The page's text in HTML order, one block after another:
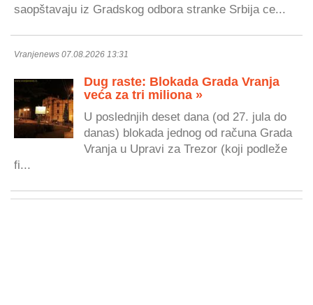
saopštavaju iz Gradskog odbora stranke Srbija ce...
Vranjenews 07.08.2026 13:31
Dug raste: Blokada Grada Vranja
veća za tri miliona »
U poslednjih deset dana (od 27. jula do
danas) blokada jednog od računa Grada
Vranja u Upravi za Trezor (koji podleže
fi...